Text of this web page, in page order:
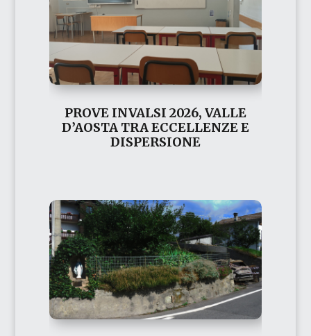
PROVE INVALSI 2026, VALLE
D’AOSTA TRA ECCELLENZE E
DISPERSIONE